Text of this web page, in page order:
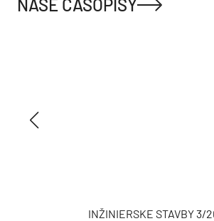
NAŠE ČASOPISY
INŽINIERSKE STAVBY 3/